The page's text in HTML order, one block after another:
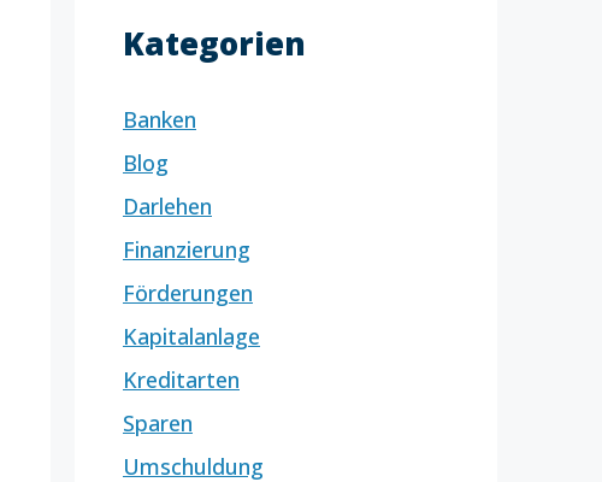
Kategorien
Banken
Blog
Darlehen
Finanzierung
Förderungen
Kapitalanlage
Kreditarten
Sparen
Umschuldung